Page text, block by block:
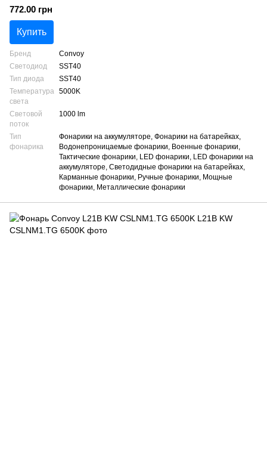
772.00 грн
Купить
Бренд
Convoy
Светодиод
SST40
Тип диода
SST40
Температура
света
5000K
Световой
поток
1000 lm
Тип
фонарика
Фонарики на аккумуляторе, Фонарики на батарейках,
Водонепроницаемые фонарики, Военные фонарики,
Тактические фонарики, LED фонарики, LED фонарики на
аккумуляторе, Светодидные фонарики на батарейках,
Карманные фонарики, Ручные фонарики, Мощные
фонарики, Металлические фонарики